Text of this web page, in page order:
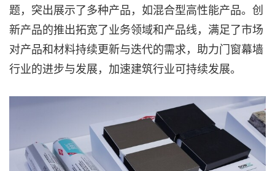
题，突出展示了多种产品，如混合型高性能产品。创
新产品的推出拓宽了业务领域和产品线，满足了市场
对产品和材料持续更新与迭代的需求，助力门窗幕墙
行业的进步与发展，加速建筑行业可持续发展。